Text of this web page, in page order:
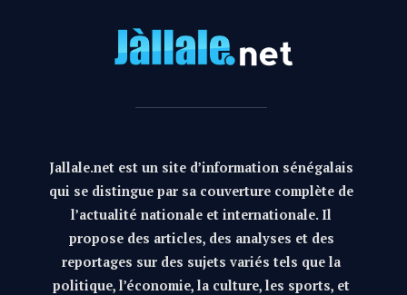
Jallale.net est un site d’information sénégalais
qui se distingue par sa couverture complète de
l’actualité nationale et internationale. Il
propose des articles, des analyses et des
reportages sur des sujets variés tels que la
politique, l’économie, la culture, les sports, et